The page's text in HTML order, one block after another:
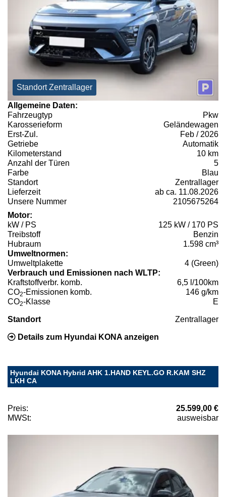
Standort Zentrallager
Allgemeine Daten:
Fahrzeugtyp
Pkw
Karosserieform
Geländewagen
Erst-Zul.
Feb / 2026
Getriebe
Automatik
Kilometerstand
10 km
Anzahl der Türen
5
Farbe
Blau
Standort
Zentrallager
Lieferzeit
ab ca. 11.08.2026
Unsere Nummer
2105675264
Motor:
kW / PS
125 kW / 170 PS
Treibstoff
Benzin
Hubraum
1.598 cm³
Umweltnormen:
Umweltplakette
4 (Green)
Verbrauch und Emissionen nach WLTP:
Kraftstoffverbr. komb.
6,5 l/100km
CO2-Emissionen komb.
146 g/km
CO2-Klasse E
Standort Zentrallager
Details zum Hyundai KONA anzeigen
Hyundai KONA Hybrid AHK 1.HAND KEYL.GO R.KAM SHZ
LKH CA
Preis:
25.599,00 €
MWSt:
ausweisbar